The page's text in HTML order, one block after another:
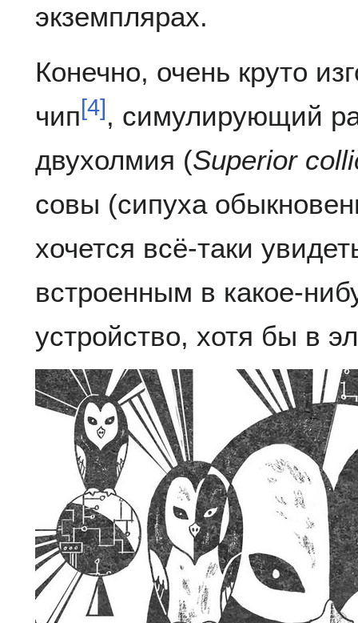
экземплярах.
Конечно, очень круто
чип[4] , симулирующий
двухолмия (Superior
совы (сипуха
хочется всё-таки
встроенным в какое-
устройство, хотя бы в